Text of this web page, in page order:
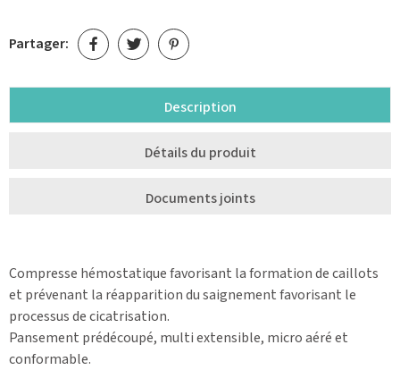
Partager:
Description
Détails du produit
Documents joints
Compresse hémostatique favorisant la formation de caillots
et prévenant la réapparition du saignement favorisant le
processus de cicatrisation.
Pansement prédécoupé, multi extensible, micro aéré et
conformable.